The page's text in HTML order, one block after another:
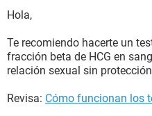
Hola,
Te recomiendo hacerte un
fracción beta de HCG en
relación sexual sin
Revisa: Cómo funcionan los